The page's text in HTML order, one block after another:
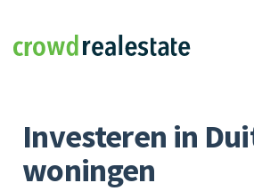
Crowdrealestate
Investeren in
woningen